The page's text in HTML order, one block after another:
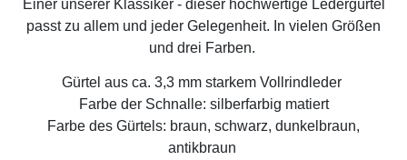
Einer unserer Klassiker - dieser hochwertige Ledergürtel
passt zu allem und jeder Gelegenheit. In vielen Größen
und drei Farben.
Gürtel aus ca. 3,3 mm starkem Vollrindleder
Farbe der Schnalle: silberfarbig matiert
Farbe des Gürtels: braun, schwarz, dunkelbraun,
antikbraun